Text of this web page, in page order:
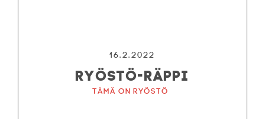
16.2.2022
RYÖSTÖ-RÄPPI
Tämä on ryöstö